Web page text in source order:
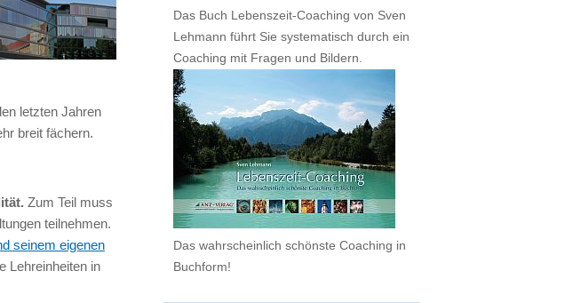
letzten Jahren
breit fächern.
Zum Teil muss
teilnehmen.
seinem eigenen
Lehreinheiten in
Das Buch Lebenszeit-Coaching von Sven
Lehmann führt Sie systematisch durch ein
Coaching mit Fragen und Bildern.
Das wahrscheinlich schönste Coaching in
Buchform!